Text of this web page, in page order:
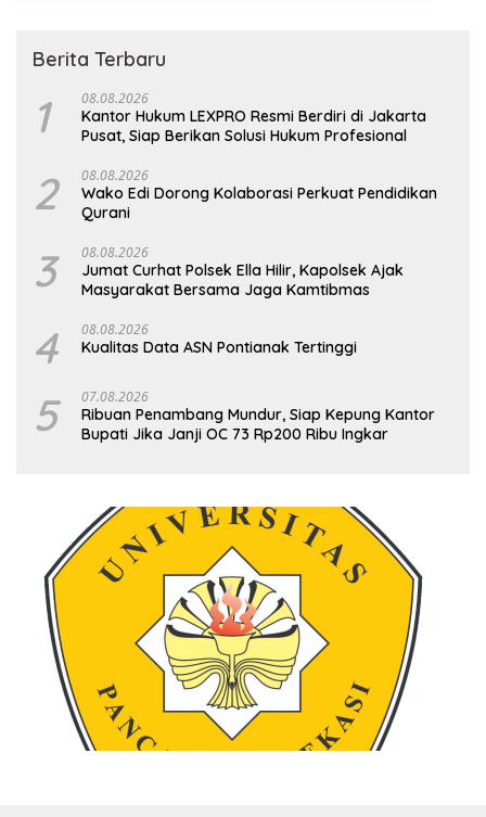
Berita Terbaru
1 08.08.2026
Kantor Hukum LEXPRO Resmi Berdiri di Jakarta
Pusat, Siap Berikan Solusi Hukum Profesional
2 08.08.2026
Wako Edi Dorong Kolaborasi Perkuat Pendidikan
Qurani
3 08.08.2026
Jumat Curhat Polsek Ella Hilir, Kapolsek Ajak
Masyarakat Bersama Jaga Kamtibmas
4 08.08.2026
Kualitas Data ASN Pontianak Tertinggi
5 07.08.2026
Ribuan Penambang Mundur, Siap Kepung Kantor
Bupati Jika Janji OC 73 Rp200 Ribu Ingkar